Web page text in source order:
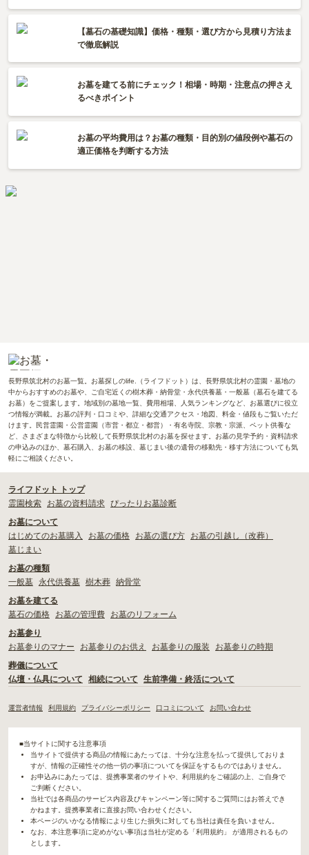
【墓石の基礎知識】価格・種類・選び方から見積り方法ま
で徹底解説
お墓を建てる前にチェック！相場・時期・注意点の押さえ
るべきポイント
お墓の平均費用は？お墓の種類・目的別の値段例や墓石の
適正価格を判断する方法
長野県筑北村のお墓一覧。お墓探しのlife.（ライフドット）は、長野県筑北村の霊園・墓地の
中からおすすめのお墓や、ご自宅近くの樹木葬・納骨堂・永代供養墓・一般墓（墓石を建てる
お墓）をご提案します。地域別の墓地一覧、費用相場、人気ランキングなど、お墓選びに役立
つ情報が満載。お墓の評判・口コミや、詳細な交通アクセス・地図、料金・値段もご覧いただ
けます。民営霊園・公営霊園（市営・都立・都営）・有名寺院、宗教・宗派、ペット供養な
ど、さまざまな特徴から比較して長野県筑北村のお墓を探せます。お墓の見学予約・資料請求
の申込みのほか、墓石購入、お墓の移設、墓じまい後の遺骨の移動先・移す方法についても気
軽にご相談ください。
ライフドット トップ
霊園検索
お墓の資料請求 ぴったりお墓診断
お墓について
はじめてのお墓購入
お墓の価格 お墓の選び方
お墓の引越し（改葬）
墓じまい
お墓の種類
一般墓
永代供養墓 樹木葬 納骨堂
お墓を建てる
墓石の価格
お墓の管理費
お墓のリフォーム
お墓参り
お墓参りのマナー
お墓参りのお供え お墓参りの服装
お墓参りの時期
葬儀について
仏壇・仏具について
相続について 生前準備・終活について
運営者情報 利用規約 プライバシーポリシー 口コミについて お問い合わせ
■当サイトに関する注意事項
当サイトで提供する商品の情報にあたっては、十分な注意を払って提供しておりま
すが、情報の正確性その他一切の事項についてを保証をするものではありません。
お申込みにあたっては、提携事業者のサイトや、利用規約をご確認の上、ご自身で
ご判断ください。
当社では各商品のサービス内容及びキャンペーン等に関するご質問にはお答えでき
かねます。提携事業者に直接お問い合わせください。
本ページのいかなる情報により生じた損失に対しても当社は責任を負いません。
なお、本注意事項に定めがない事項は当社が定める「利用規約」 が適用されるもの
とします。